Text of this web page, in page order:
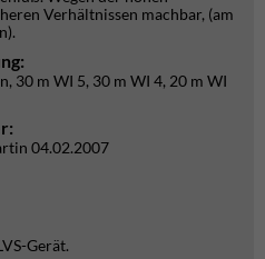
Verhältnissen machbar, (am
30 m WI 5, 30 m WI 4, 20 m WI
04.02.2007
Gerät.